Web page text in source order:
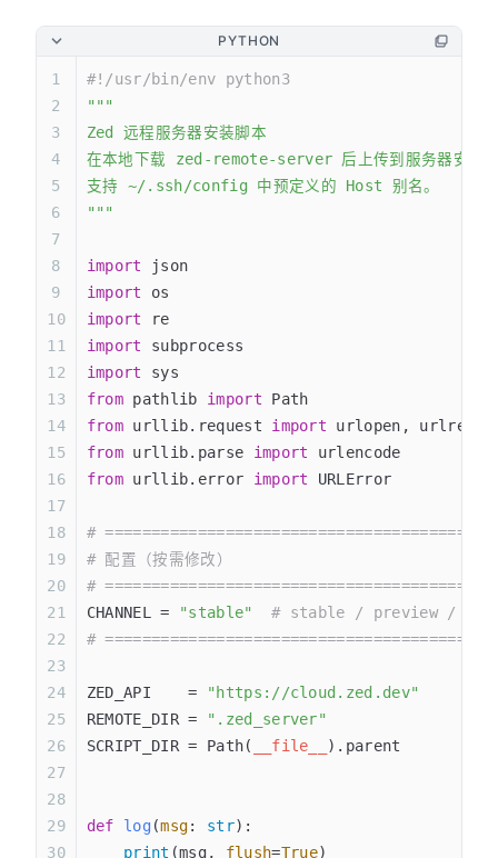
PYTHON
#!/usr/bin/env python3
"""
Zed 远程服务器安装脚本
在本地下载 zed-remote-server 后上传到服务器安装，
支持 ~/.ssh/config 中预定义的 Host 别名。
"""
import
json
import
os
import
re
import
subprocess
import
sys
from pathlib import Path
from urllib.request import urlopen,
from urllib.parse import urlencode
from urllib.error import URLError
#
# 配置（按需修改）
#
CHANNEL =
"stable"
# stable / preview /
#
ZED_API    =
"https://cloud.zed.dev"
REMOTE_DIR =
".zed_server"
SCRIPT_DIR = Path(
__file__ ).parent
def log(msg: str):
    print
(msg, flush=True)